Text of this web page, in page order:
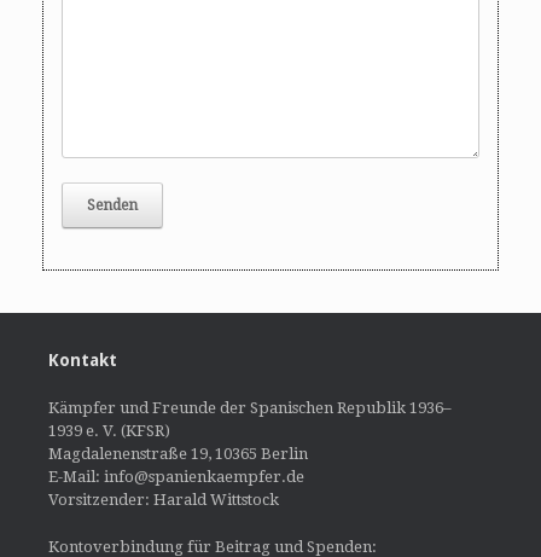
Kontakt
Kämpfer und Freunde der Spanischen Republik 1936–
1939 e. V. (KFSR)
Magdalenenstraße 19, 10365 Berlin
E-Mail: info@spanienkaempfer.de
Vorsitzender: Harald Wittstock
Kontoverbindung für Beitrag und Spenden: